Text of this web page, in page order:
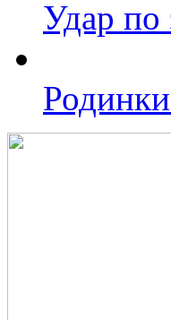
Удар по